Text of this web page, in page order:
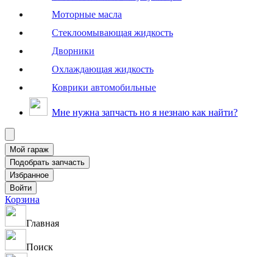
Моторные масла
Стеклоомывающая жидкость
Дворники
Охлаждающая жидкость
Коврики автомобильные
Мне нужна запчасть но я незнаю как найти?
Корзина
Главная
Поиск